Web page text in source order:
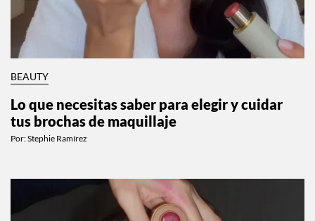
BEAUTY
Lo que necesitas saber para elegir y cuidar
tus brochas de maquillaje
Por:Stephie Ramírez